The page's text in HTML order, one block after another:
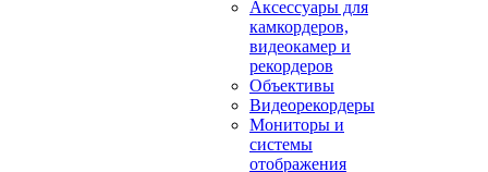
Аксессуары для
камкордеров,
видеокамер и
рекордеров
Объективы
Видеорекордеры
Мониторы и
системы
отображения